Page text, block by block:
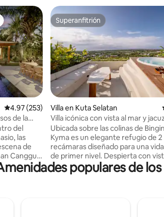
huéspedes
Calificación promedio: 4.97 de 5; 253
4.97 (253)
de la
del
las
de
Canggu.
a pie a las
Superanfitrión
Superanfitrión
Villa en Kuta Selatan
Villa icónica con vista al mar y
azotea en Bingin
Ubicada sobre las colinas de
Kyma es un elegante refugio de 2
recámaras diseñado para una
de primer nivel. Despierta con
panorámicas del océano y la
tardes tranquilas junto a tu
populares de